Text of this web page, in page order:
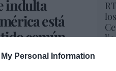
Personal Information
indulta
está
común.